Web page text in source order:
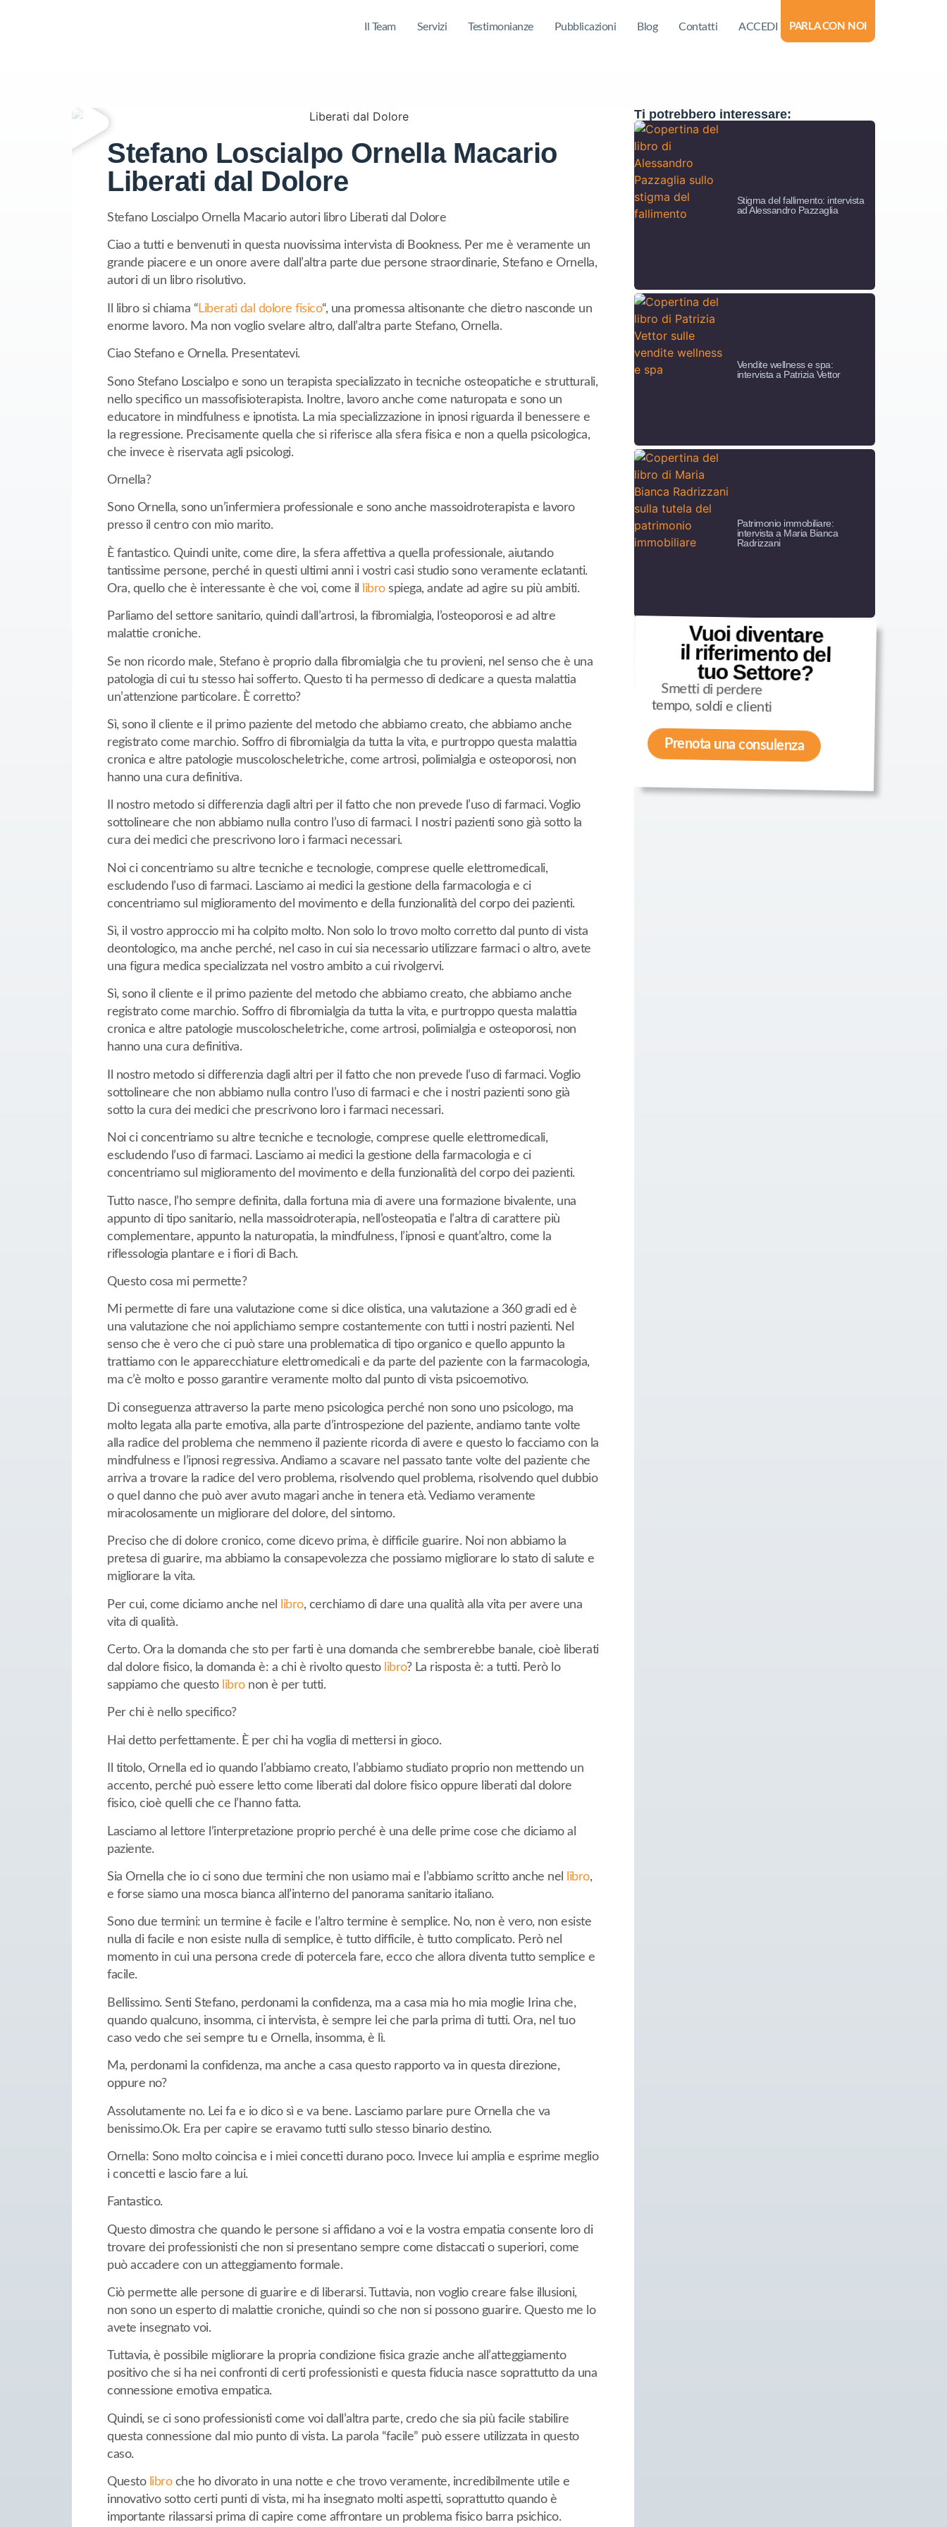
Il Team Servizi Testimonianze Pubblicazioni Blog Contatti ACCEDI PARLA CON NOI
Stefano Loscialpo Ornella Macario
Liberati dal Dolore
Stefano Loscialpo Ornella Macario autori libro Liberati dal Dolore
Ciao a tutti e benvenuti in questa nuovissima intervista di Bookness. Per me è veramente un
grande piacere e un onore avere dall’altra parte due persone straordinarie, Stefano e Ornella,
autori di un libro risolutivo.
Il libro si chiama “Liberati dal dolore fisico“, una promessa altisonante che dietro nasconde un
enorme lavoro. Ma non voglio svelare altro, dall’altra parte Stefano, Ornella.
Ciao Stefano e Ornella. Presentatevi.
Sono Stefano Loscialpo e sono un terapista specializzato in tecniche osteopatiche e strutturali,
nello specifico un massofisioterapista. Inoltre, lavoro anche come naturopata e sono un
educatore in mindfulness e ipnotista. La mia specializzazione in ipnosi riguarda il benessere e
la regressione. Precisamente quella che si riferisce alla sfera fisica e non a quella psicologica,
che invece è riservata agli psicologi.
Ornella?
Sono Ornella, sono un’infermiera professionale e sono anche massoidroterapista e lavoro
presso il centro con mio marito.
È fantastico. Quindi unite, come dire, la sfera affettiva a quella professionale, aiutando
tantissime persone, perché in questi ultimi anni i vostri casi studio sono veramente eclatanti.
Ora, quello che è interessante è che voi, come il
librospiega, andate ad agire su più ambiti.
Parliamo del settore sanitario, quindi dall’artrosi, la fibromialgia, l’osteoporosi e ad altre
malattie croniche.
Se non ricordo male, Stefano è proprio dalla fibromialgia che tu provieni, nel senso che è una
patologia di cui tu stesso hai sofferto. Questo ti ha permesso di dedicare a questa malattia
un’attenzione particolare. È corretto?
Sì, sono il cliente e il primo paziente del metodo che abbiamo creato, che abbiamo anche
registrato come marchio. Soffro di fibromialgia da tutta la vita, e purtroppo questa malattia
cronica e altre patologie muscoloscheletriche, come artrosi, polimialgia e osteoporosi, non
hanno una cura definitiva.
Il nostro metodo si differenzia dagli altri per il fatto che non prevede l’uso di farmaci. Voglio
sottolineare che non abbiamo nulla contro l’uso di farmaci. I nostri pazienti sono già sotto la
cura dei medici che prescrivono loro i farmaci necessari.
Noi ci concentriamo su altre tecniche e tecnologie, comprese quelle elettromedicali,
escludendo l’uso di farmaci. Lasciamo ai medici la gestione della farmacologia e ci
concentriamo sul miglioramento del movimento e della funzionalità del corpo dei pazienti.
Sì, il vostro approccio mi ha colpito molto. Non solo lo trovo molto corretto dal punto di vista
deontologico, ma anche perché, nel caso in cui sia necessario utilizzare farmaci o altro, avete
una figura medica specializzata nel vostro ambito a cui rivolgervi.
Sì, sono il cliente e il primo paziente del metodo che abbiamo creato, che abbiamo anche
registrato come marchio. Soffro di fibromialgia da tutta la vita, e purtroppo questa malattia
cronica e altre patologie muscoloscheletriche, come artrosi, polimialgia e osteoporosi, non
hanno una cura definitiva.
Il nostro metodo si differenzia dagli altri per il fatto che non prevede l’uso di farmaci. Voglio
sottolineare che non abbiamo nulla contro l’uso di farmaci e che i nostri pazienti sono già
sotto la cura dei medici che prescrivono loro i farmaci necessari.
Noi ci concentriamo su altre tecniche e tecnologie, comprese quelle elettromedicali,
escludendo l’uso di farmaci. Lasciamo ai medici la gestione della farmacologia e ci
concentriamo sul miglioramento del movimento e della funzionalità del corpo dei pazienti.
Tutto nasce, l’ho sempre definita, dalla fortuna mia di avere una formazione bivalente, una
appunto di tipo sanitario, nella massoidroterapia, nell’osteopatia e l’altra di carattere più
complementare, appunto la naturopatia, la mindfulness, l’ipnosi e quant’altro, come la
riflessologia plantare e i fiori di Bach.
Questo cosa mi permette?
Mi permette di fare una valutazione come si dice olistica, una valutazione a 360 gradi ed è
una valutazione che noi applichiamo sempre costantemente con tutti i nostri pazienti. Nel
senso che è vero che ci può stare una problematica di tipo organico e quello appunto la
trattiamo con le apparecchiature elettromedicali e da parte del paziente con la farmacologia,
ma c’è molto e posso garantire veramente molto dal punto di vista psicoemotivo.
Di conseguenza attraverso la parte meno psicologica perché non sono uno psicologo, ma
molto legata alla parte emotiva, alla parte d’introspezione del paziente, andiamo tante volte
alla radice del problema che nemmeno il paziente ricorda di avere e questo lo facciamo con la
mindfulness e l’ipnosi regressiva. Andiamo a scavare nel passato tante volte del paziente che
arriva a trovare la radice del vero problema, risolvendo quel problema, risolvendo quel dubbio
o quel danno che può aver avuto magari anche in tenera età. Vediamo veramente
miracolosamente un migliorare del dolore, del sintomo.
Preciso che di dolore cronico, come dicevo prima, è difficile guarire. Noi non abbiamo la
pretesa di guarire, ma abbiamo la consapevolezza che possiamo migliorare lo stato di salute e
migliorare la vita.
Per cui, come diciamo anche nel libro, cerchiamo di dare una qualità alla vita per avere una
vita di qualità.
Certo. Ora la domanda che sto per farti è una domanda che sembrerebbe banale, cioè liberati
dal dolore fisico, la domanda è: a chi è rivolto questo libro? La risposta è: a tutti. Però lo
sappiamo che questo libronon è per tutti.
Per chi è nello specifico?
Hai detto perfettamente. È per chi ha voglia di mettersi in gioco.
Il titolo, Ornella ed io quando l’abbiamo creato, l’abbiamo studiato proprio non mettendo un
accento, perché può essere letto come liberati dal dolore fisico oppure liberati dal dolore
fisico, cioè quelli che ce l’hanno fatta.
Lasciamo al lettore l’interpretazione proprio perché è una delle prime cose che diciamo al
paziente.
Sia Ornella che io ci sono due termini che non usiamo mai e l’abbiamo scritto anche nel libro,
e forse siamo una mosca bianca all’interno del panorama sanitario italiano.
Sono due termini: un termine è facile e l’altro termine è semplice. No, non è vero, non esiste
nulla di facile e non esiste nulla di semplice, è tutto difficile, è tutto complicato. Però nel
momento in cui una persona crede di potercela fare, ecco che allora diventa tutto semplice e
facile.
Bellissimo. Senti Stefano, perdonami la confidenza, ma a casa mia ho mia moglie Irina che,
quando qualcuno, insomma, ci intervista, è sempre lei che parla prima di tutti. Ora, nel tuo
caso vedo che sei sempre tu e Ornella, insomma, è lì.
Ma, perdonami la confidenza, ma anche a casa questo rapporto va in questa direzione,
oppure no?
Assolutamente no. Lei fa e io dico sì e va bene. Lasciamo parlare pure Ornella che va
benissimo.Ok. Era per capire se eravamo tutti sullo stesso binario destino.
Ornella: Sono molto coincisa e i miei concetti durano poco. Invece lui amplia e esprime meglio
i concetti e lascio fare a lui.
Fantastico.
Questo dimostra che quando le persone si affidano a voi e la vostra empatia consente loro di
trovare dei professionisti che non si presentano sempre come distaccati o superiori, come
può accadere con un atteggiamento formale.
Ciò permette alle persone di guarire e di liberarsi. Tuttavia, non voglio creare false illusioni,
non sono un esperto di malattie croniche, quindi so che non si possono guarire. Questo me lo
avete insegnato voi.
Tuttavia, è possibile migliorare la propria condizione fisica grazie anche all’atteggiamento
positivo che si ha nei confronti di certi professionisti e questa fiducia nasce soprattutto da una
connessione emotiva empatica.
Quindi, se ci sono professionisti come voi dall’altra parte, credo che sia più facile stabilire
questa connessione dal mio punto di vista. La parola “facile” può essere utilizzata in questo
caso.
Questo libroche ho divorato in una notte e che trovo veramente, incredibilmente utile e
innovativo sotto certi punti di vista, mi ha insegnato molti aspetti, soprattutto quando è
importante rilassarsi prima di capire come affrontare un problema fisico barra psichico.
Ti potrebbero interessare:
Stigma del fallimento: intervista
ad Alessandro Pazzaglia
Vendite wellness e spa:
intervista a Patrizia Vettor
Patrimonio immobiliare:
intervista a Maria Bianca
Radrizzani
Vuoi diventare
il riferimento del
tuo Settore?
Smetti di perdere
tempo, soldi e clienti
Prenota una consulenza